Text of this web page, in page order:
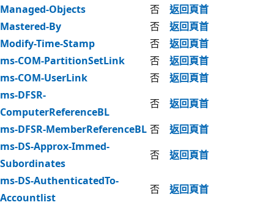
Managed-Objects
否
返回頁首
Mastered-By
否
返回頁首
Modify-Time-Stamp
否
返回頁首
ms-COM-PartitionSetLink
否
返回頁首
ms-COM-UserLink
否
返回頁首
ms-DFSR-
ComputerReferenceBL
否
返回頁首
ms-DFSR-MemberReferenceBL 否
返回頁首
ms-DS-Approx-Immed-
Subordinates
否
返回頁首
ms-DS-AuthenticatedTo-
Accountlist
否
返回頁首